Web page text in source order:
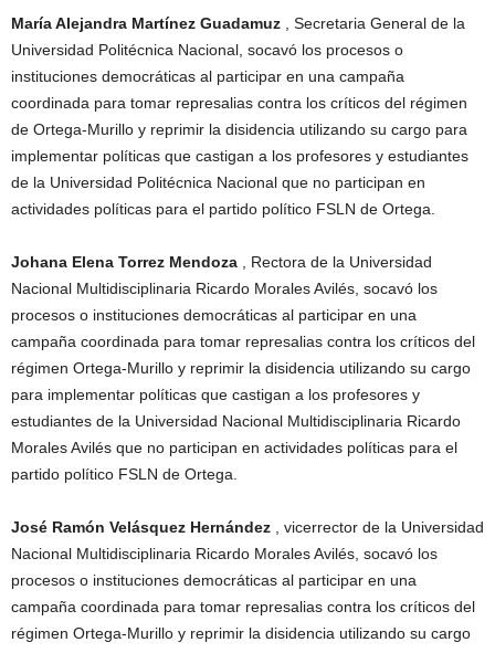
María Alejandra Martínez Guadamuz , Secretaria General de la
Universidad Politécnica Nacional, socavó los procesos o
instituciones democráticas al participar en una campaña
coordinada para tomar represalias contra los críticos del régimen
de Ortega-Murillo y reprimir la disidencia utilizando su cargo para
implementar políticas que castigan a los profesores y estudiantes
de la Universidad Politécnica Nacional que no participan en
actividades políticas para el partido político FSLN de Ortega.
Johana Elena Torrez Mendoza , Rectora de la Universidad
Nacional Multidisciplinaria Ricardo Morales Avilés, socavó los
procesos o instituciones democráticas al participar en una
campaña coordinada para tomar represalias contra los críticos del
régimen Ortega-Murillo y reprimir la disidencia utilizando su cargo
para implementar políticas que castigan a los profesores y
estudiantes de la Universidad Nacional Multidisciplinaria Ricardo
Morales Avilés que no participan en actividades políticas para el
partido político FSLN de Ortega.
José Ramón Velásquez Hernández , vicerrector de la Universidad
Nacional Multidisciplinaria Ricardo Morales Avilés, socavó los
procesos o instituciones democráticas al participar en una
campaña coordinada para tomar represalias contra los críticos del
régimen Ortega-Murillo y reprimir la disidencia utilizando su cargo